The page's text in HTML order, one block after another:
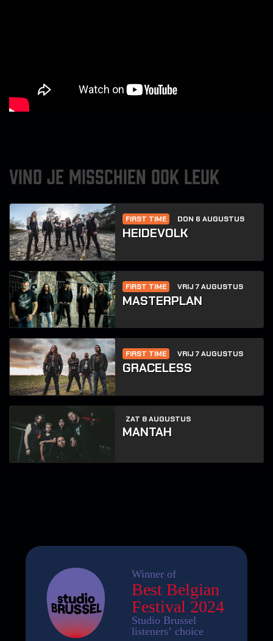
VIND JE MISSCHIEN OOK LEUK
FIRST TIME DON 6 AUGUSTUS
HEIDEVOLK
FIRST TIME VRIJ 7 AUGUSTUS
MASTERPLAN
FIRST TIME VRIJ 7 AUGUSTUS
GRACELESS
ZAT 8 AUGUSTUS
MANTAH